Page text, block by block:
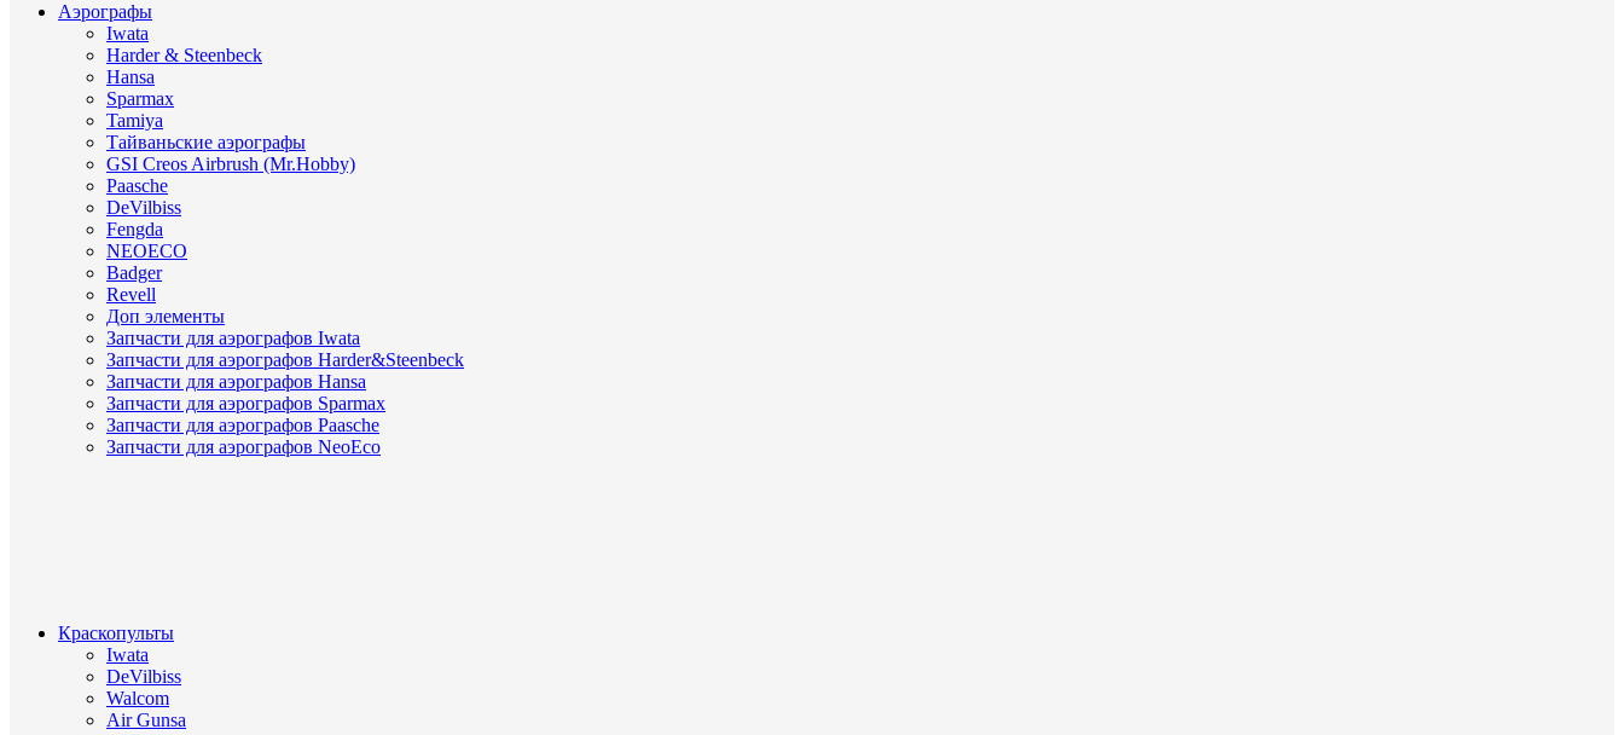
Аэрографы
Iwata
Harder & Steenbeck
Hansa
Sparmax
Tamiya
Тайваньские аэрографы
GSI Creos Airbrush (Mr.Hobby)
Paasche
DeVilbiss
Fengda
NEOECO
Badger
Revell
Доп элементы
Запчасти для аэрографов Iwata
Запчасти для аэрографов Harder&Steenbeck
Запчасти для аэрографов Hansa
Запчасти для аэрографов Sparmax
Запчасти для аэрографов Paasche
Запчасти для аэрографов NeoEco
Краскопульты
Iwata
DeVilbiss
Walcom
Air Gunsa